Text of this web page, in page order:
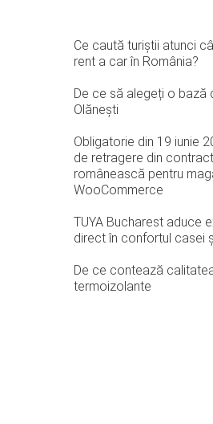
Ce caută turiștii atunci
rent a car în România?
De ce să alegeți o bază
Olănești
Obligatorie din 19 iunie
de retragere din
românească pentru
WooCommerce
TUYA Bucharest aduce
direct în confortul casei
De ce contează
termoizolante